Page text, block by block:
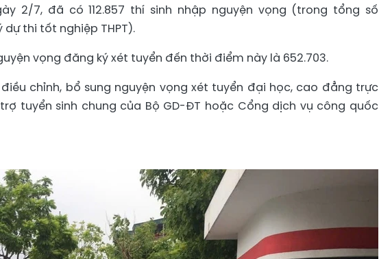
2/7, đã có 112.857 thí sinh nhập nguyện vọng (trong tổng số
dự thi tốt nghiệp THPT).
vọng đăng ký xét tuyển đến thời điểm này là 652.703.
chỉnh, bổ sung nguyện vọng xét tuyển đại học, cao đẳng trực
tuyển sinh chung của Bộ GD-ĐT hoặc Cổng dịch vụ công quốc